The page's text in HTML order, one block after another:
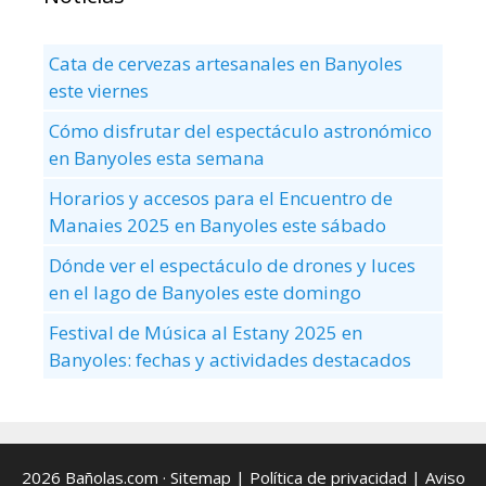
Cata de cervezas artesanales en Banyoles
este viernes
Cómo disfrutar del espectáculo astronómico
en Banyoles esta semana
Horarios y accesos para el Encuentro de
Manaies 2025 en Banyoles este sábado
Dónde ver el espectáculo de drones y luces
en el lago de Banyoles este domingo
Festival de Música al Estany 2025 en
Banyoles: fechas y actividades destacados
2026 Bañolas.com · Sitemap | Política de privacidad | Aviso